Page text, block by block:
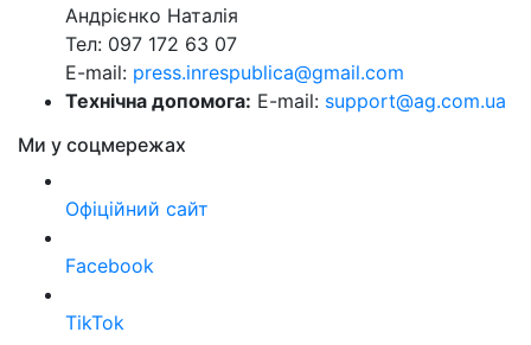
Андрієнко Наталія
Тел: 097 172 63 07
E-mail: press.inrespublica@gmail.com
Технічна допомога: E-mail: support@ag.com.ua
Ми у соцмережах
Офіційний сайт
Facebook
TikTok